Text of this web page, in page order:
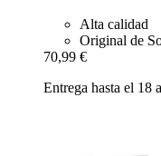
Alta calidad
Original de
70,99 €
Entrega hasta el 18